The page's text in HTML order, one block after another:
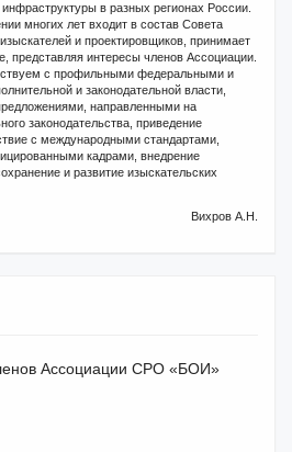
в разных регионах России.
многих лет входит в состав Совета
и проектировщиков, принимает
представляя интересы членов Ассоциации.
с профильными федеральными и
и законодательной власти,
направленными на
законодательства, приведение
с международными стандартами,
кадрами, внедрение
и развитие изыскательских
Вихров А.Н.
Ассоциации СРО «БОИ»